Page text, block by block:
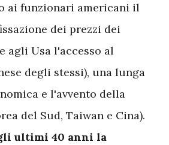
ai funzionari americani il
dei prezzi dei
agli Usa l'accesso al
degli stessi), una lunga
e l'avvento della
del Sud, Taiwan e Cina).
ultimi 40 anni la